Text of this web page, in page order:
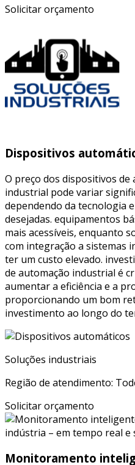
Solicitar orçamento
Dispositivos
O preço dos dispositivos de
industrial pode variar
dependendo da tecnologia
desejadas. equipamentos
mais acessíveis, enquanto
com integração a sistemas
ter um custo elevado.
de automação industrial é
aumentar a eficiência e a
proporcionando um bom
investimento ao longo do
Soluções industriais
Região de atendimento:
Solicitar orçamento
Monitoramento